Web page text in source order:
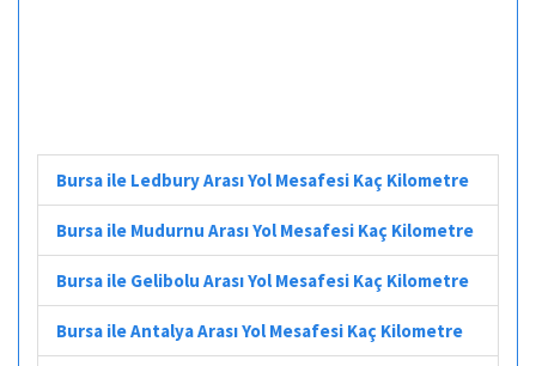
Bursa ile Ledbury Arası Yol Mesafesi Kaç Kilometre
Bursa ile Mudurnu Arası Yol Mesafesi Kaç Kilometre
Bursa ile Gelibolu Arası Yol Mesafesi Kaç Kilometre
Bursa ile Antalya Arası Yol Mesafesi Kaç Kilometre